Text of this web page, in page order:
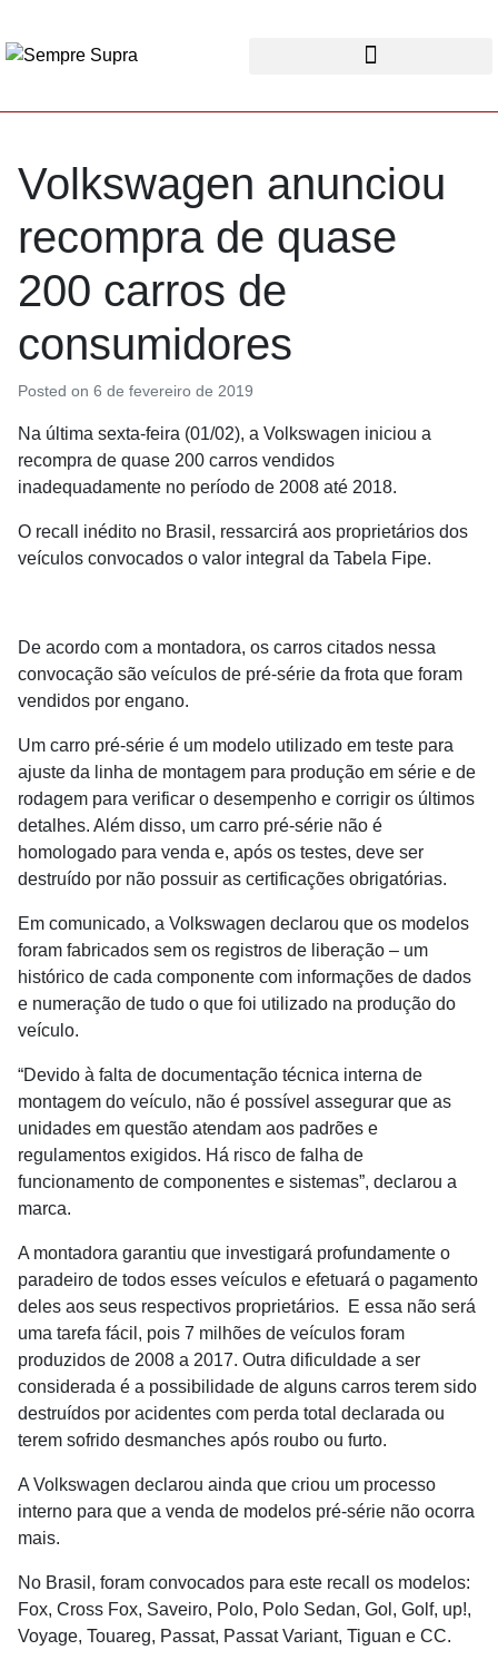
Volkswagen anunciou
recompra de quase
200 carros de
consumidores
Posted on 6 de fevereiro de 2019
Na última sexta-feira (01/02), a Volkswagen iniciou a
recompra de quase 200 carros vendidos
inadequadamente no período de 2008 até 2018.
O recall inédito no Brasil, ressarcirá aos proprietários dos
veículos convocados o valor integral da Tabela Fipe.
De acordo com a montadora, os carros citados nessa
convocação são veículos de pré-série da frota que foram
vendidos por engano.
Um carro pré-série é um modelo utilizado em teste para
ajuste da linha de montagem para produção em série e de
rodagem para verificar o desempenho e corrigir os últimos
detalhes. Além disso, um carro pré-série não é
homologado para venda e, após os testes, deve ser
destruído por não possuir as certificações obrigatórias.
Em comunicado, a Volkswagen declarou que os modelos
foram fabricados sem os registros de liberação – um
histórico de cada componente com informações de dados
e numeração de tudo o que foi utilizado na produção do
veículo.
“Devido à falta de documentação técnica interna de
montagem do veículo, não é possível assegurar que as
unidades em questão atendam aos padrões e
regulamentos exigidos. Há risco de falha de
funcionamento de componentes e sistemas”, declarou a
marca.
A montadora garantiu que investigará profundamente o
paradeiro de todos esses veículos e efetuará o pagamento
deles aos seus respectivos proprietários. E essa não será
uma tarefa fácil, pois 7 milhões de veículos foram
produzidos de 2008 a 2017. Outra dificuldade a ser
considerada é a possibilidade de alguns carros terem sido
destruídos por acidentes com perda total declarada ou
terem sofrido desmanches após roubo ou furto.
A Volkswagen declarou ainda que criou um processo
interno para que a venda de modelos pré-série não ocorra
mais.
No Brasil, foram convocados para este recall os modelos:
Fox, Cross Fox, Saveiro, Polo, Polo Sedan, Gol, Golf, up!,
Voyage, Touareg, Passat, Passat Variant, Tiguan e CC.